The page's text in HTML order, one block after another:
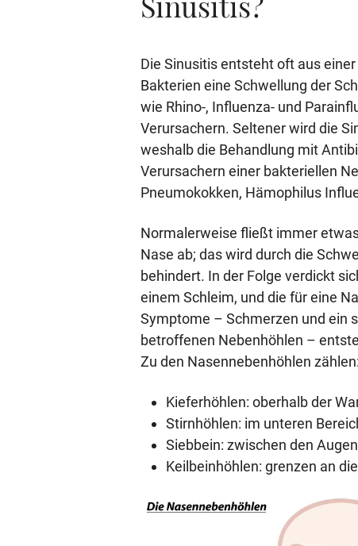
Die Sinusitis entsteht oft aus
Bakterien eine Schwellung der
wie Rhino-, Influenza- und
Verursachern. Seltener wird die
weshalb die Behandlung mit
Verursachern einer bakteriellen
Pneumokokken, Hämophilus
Normalerweise fließt immer
Nase ab; das wird durch die
behindert. In der Folge verdickt
einem Schleim, und die für eine
Symptome – Schmerzen und ein
betroffenen Nebenhöhlen –
Zu den Nasennebenhöhlen zählen:
Kieferhöhlen: oberhalb der
Stirnhöhlen: im unteren
Siebbein: zwischen den
Keilbeinhöhlen: grenzen an